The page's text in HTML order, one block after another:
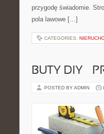
przygodę świadomie.
pola lawowe […]
CATEGORIES:
BUTY DIY –
POSTED BY ADMIN